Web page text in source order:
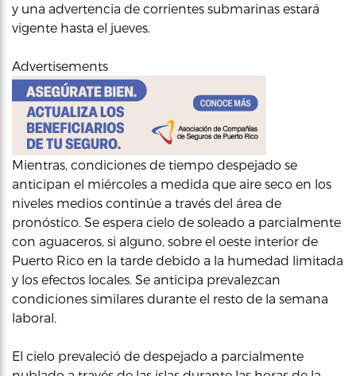
y una advertencia de corrientes submarinas estará
vigente hasta el jueves.
Advertisements
Mientras, condiciones de tiempo despejado se
anticipan el miércoles a medida que aire seco en los
niveles medios continúe a través del área de
pronóstico. Se espera cielo de soleado a parcialmente
con aguaceros, si alguno, sobre el oeste interior de
Puerto Rico en la tarde debido a la humedad limitada
y los efectos locales. Se anticipa prevalezcan
condiciones similares durante el resto de la semana
laboral.
El cielo prevaleció de despejado a parcialmente